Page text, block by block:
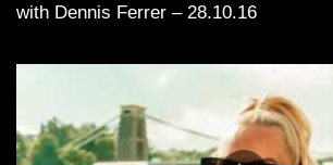
with Dennis Ferrer – 28.10.16